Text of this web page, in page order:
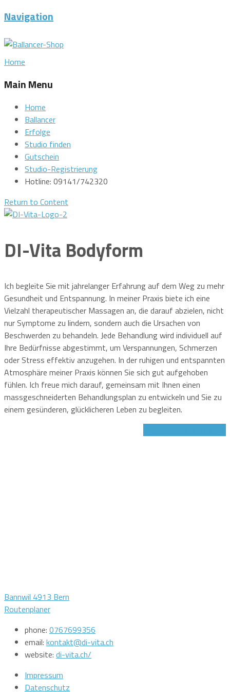
Navigation
Home
Main Menu
Home
Ballancer
Erfolge
Studio finden
Gutschein
Studio-Registrierung
Hotline: 09141/742320
Return to Content
DI-Vita Bodyform
Ich begleite Sie mit jahrelanger Erfahrung auf dem Weg zu mehr
Gesundheit und Entspannung. In meiner Praxis biete ich eine
Vielzahl therapeutischer Massagen an, die darauf abzielen, nicht
nur Symptome zu lindern, sondern auch die Ursachen von
Beschwerden zu behandeln. Jede Behandlung wird individuell auf
Ihre Bedürfnisse abgestimmt, um Verspannungen, Schmerzen
oder Stress effektiv anzugehen. In der ruhigen und entspannten
Atmosphäre meiner Praxis können Sie sich gut aufgehoben
fühlen. Ich freue mich darauf, gemeinsam mit Ihnen einen
massgeschneiderten Behandlungsplan zu entwickeln und Sie zu
einem gesünderen, glücklicheren Leben zu begleiten.
Bannwil 4913 Bern
Routenplaner
phone: 0767699356
email: kontakt@di-vita.ch
website: di-vita.ch/
Impressum
Datenschutz